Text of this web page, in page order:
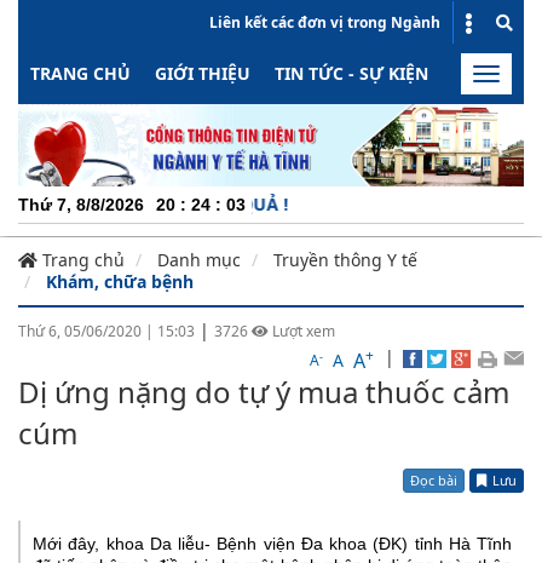
Liên kết các đơn vị trong Ngành
TRANG CHỦ GIỚI THIỆU TIN TỨC - SỰ KIỆN HOẠT
Toggle
Thứ 7, 8/8/2026 20 : 24 : 03
- MINH BẠCH - HIỆU QUẢ !
Trang chủ Danh mục
Truyền thông Y tế
Khám, chữa bệnh
Thứ 6, 05/06/2020 | 15:03 | 3726
Lượt xem
A- A A+ |
Dị ứng nặng do tự ý mua thuốc cảm
cúm
Đọc bài Lưu
Mới đây, khoa Da liễu- Bệnh viện Đa khoa (ĐK) tỉnh Hà Tĩnh